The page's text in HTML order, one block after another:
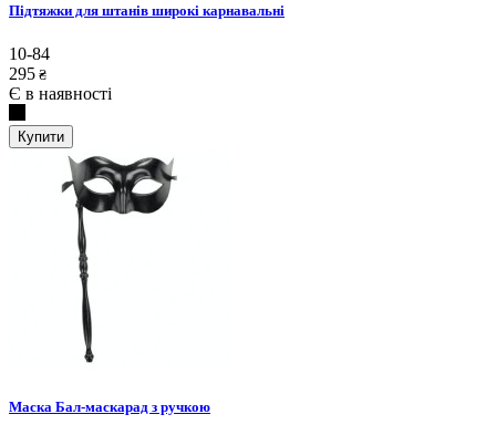
Підтяжки для штанів широкі карнавальні
10-84
295 ₴
Є в наявності
Купити
Маска Бал-маскарад з ручкою